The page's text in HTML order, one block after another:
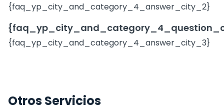
{faq_yp_city_and_category_4_answer_city_2}
{faq_yp_city_and_category_4_answer_city_3}
Otros Servicios